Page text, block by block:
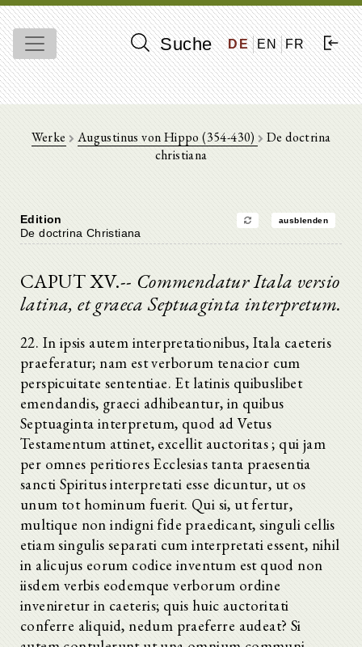
Suche DE EN FR
Werke Augustinus von Hippo (354-430) De doctrina
christiana
Edition ausblenden
De doctrina Christiana
CAPUT XV.-- Commendatur Itala versio
latina, et graeca Septuaginta interpretum.
22. In ipsis autem interpretationibus, Itala caeteris
praeferatur; nam est verborum tenacior cum
perspicuitate sententiae. Et latinis quibuslibet
emendandis, graeci adhibeantur, in quibus
Septuaginta interpretum, quod ad Vetus
Testamentum attinet, excellit auctoritas ; qui jam
per omnes peritiores Ecclesias tanta praesentia
sancti Spiritus interpretati esse dicuntur, ut os
unum tot hominum fuerit. Qui si, ut fertur,
multique non indigni fide praedicant, singuli cellis
etiam singulis separati cum interpretati essent, nihil
in alicujus eorum codice inventum est quod non
iisdem verbis eodemque verborum ordine
inveniretur in caeteris; quis huic auctoritati
conferre aliquid, nedum praeferre audeat? Si